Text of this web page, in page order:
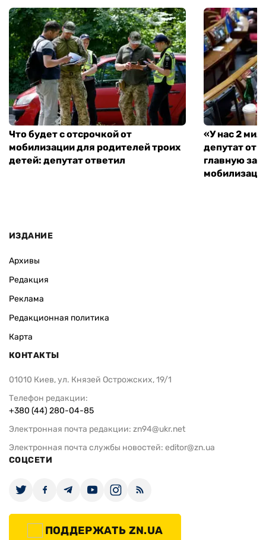
Что будет с отсрочкой от
мобилизации для родителей троих
детей: депутат ответил
«У нас 2
депутат от
главную
ИЗДАНИЕ
Архивы
Редакция
Реклама
Редакционная политика
Карта
КОНТАКТЫ
01010 Киев, ул. Князей Острожских, 19/1
Телефон редакции:
+380 (44) 280-04-85
Электронная почта редакции: zn94@ukr.net
Электронная почта службы новостей: editor@zn.ua
СОЦСЕТИ
ПОДДЕРЖАТЬ ZN.UA